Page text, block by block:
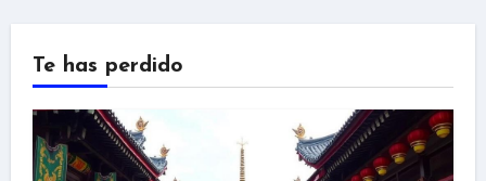
Te has perdido